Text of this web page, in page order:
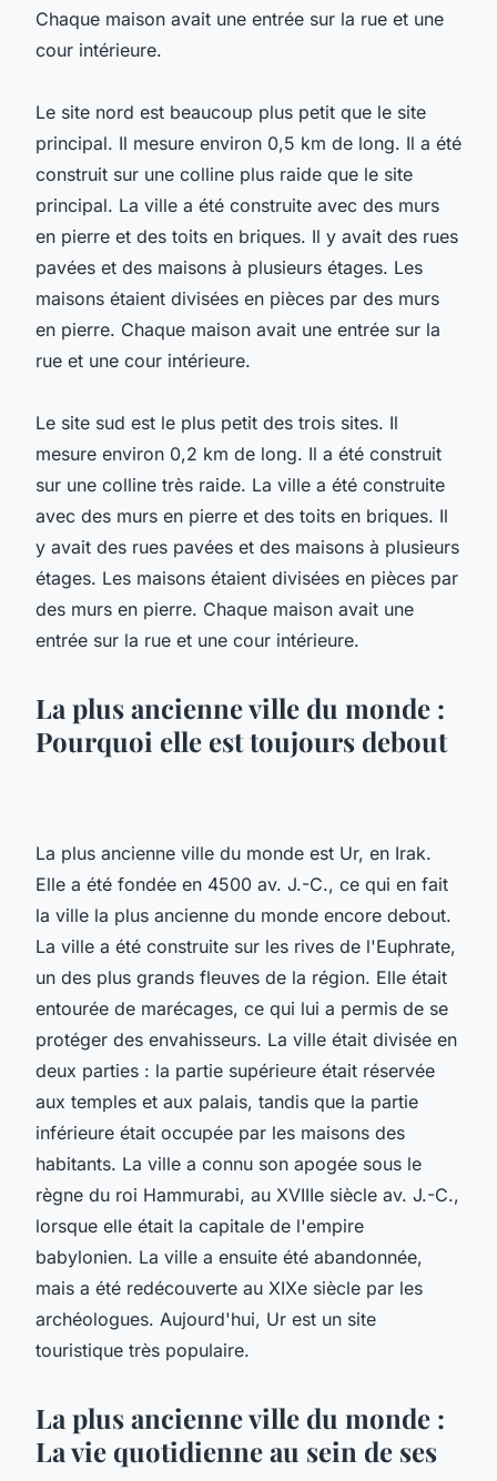
Chaque maison avait une entrée sur la rue et une
cour intérieure.
Le site nord est beaucoup plus petit que le site
principal. Il mesure environ 0,5 km de long. Il a été
construit sur une colline plus raide que le site
principal. La ville a été construite avec des murs
en pierre et des toits en briques. Il y avait des rues
pavées et des maisons à plusieurs étages. Les
maisons étaient divisées en pièces par des murs
en pierre. Chaque maison avait une entrée sur la
rue et une cour intérieure.
Le site sud est le plus petit des trois sites. Il
mesure environ 0,2 km de long. Il a été construit
sur une colline très raide. La ville a été construite
avec des murs en pierre et des toits en briques. Il
y avait des rues pavées et des maisons à plusieurs
étages. Les maisons étaient divisées en pièces par
des murs en pierre. Chaque maison avait une
entrée sur la rue et une cour intérieure.
La plus ancienne ville du monde :
Pourquoi elle est toujours debout
La plus ancienne ville du monde est Ur, en Irak.
Elle a été fondée en 4500 av. J.-C., ce qui en fait
la ville la plus ancienne du monde encore debout.
La ville a été construite sur les rives de l'Euphrate,
un des plus grands fleuves de la région. Elle était
entourée de marécages, ce qui lui a permis de se
protéger des envahisseurs. La ville était divisée en
deux parties : la partie supérieure était réservée
aux temples et aux palais, tandis que la partie
inférieure était occupée par les maisons des
habitants. La ville a connu son apogée sous le
règne du roi Hammurabi, au XVIIIe siècle av. J.-C.,
lorsque elle était la capitale de l'empire
babylonien. La ville a ensuite été abandonnée,
mais a été redécouverte au XIXe siècle par les
archéologues. Aujourd'hui, Ur est un site
touristique très populaire.
La plus ancienne ville du monde :
La vie quotidienne au sein de ses